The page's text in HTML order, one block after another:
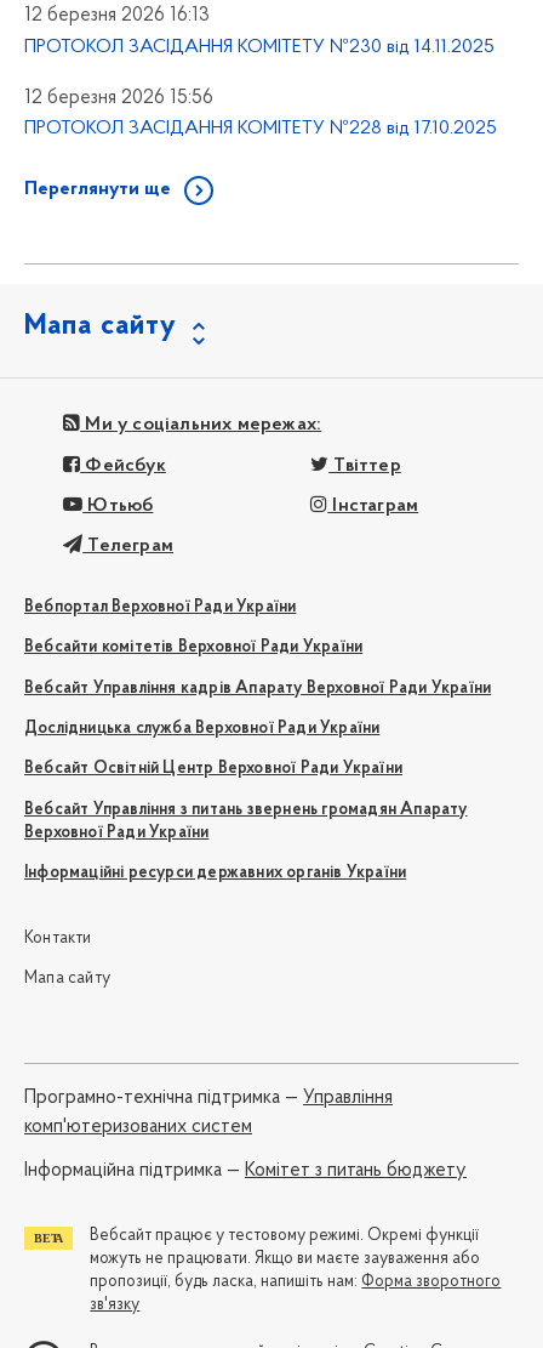
12 березня 2026 16:13
ПРОТОКОЛ ЗАСІДАННЯ КОМІТЕТУ №230 від 14.11.2025
12 березня 2026 15:56
ПРОТОКОЛ ЗАСІДАННЯ КОМІТЕТУ №228 від 17.10.2025
Переглянути ще
Мапа сайту
Ми у соціальних мережах:
Фейсбук Твіттер
Ютьюб Інстаграм
Телеграм
Вебпортал Верховної Ради України
Вебсайти комітетів Верховної Ради України
Вебсайт Управління кадрів Апарату Верховної Ради України
Дослідницька служба Верховної Ради України
Вебсайт Освітній Центр Верховної Ради України
Вебсайт Управління з питань звернень громадян Апарату
Верховної Ради України
Інформаційні ресурси державних органів України
Контакти
Мапа сайту
Програмно-технічна підтримка — Управління
комп'ютеризованих систем
Iнформаційна підтримка — Комітет з питань бюджету
Вебсайт працює у тестовому режимі. Окремі функції
можуть не працювати. Якщо ви маєте зауваження або
пропозиції, будь ласка, напишіть нам: Форма зворотного
зв'язку